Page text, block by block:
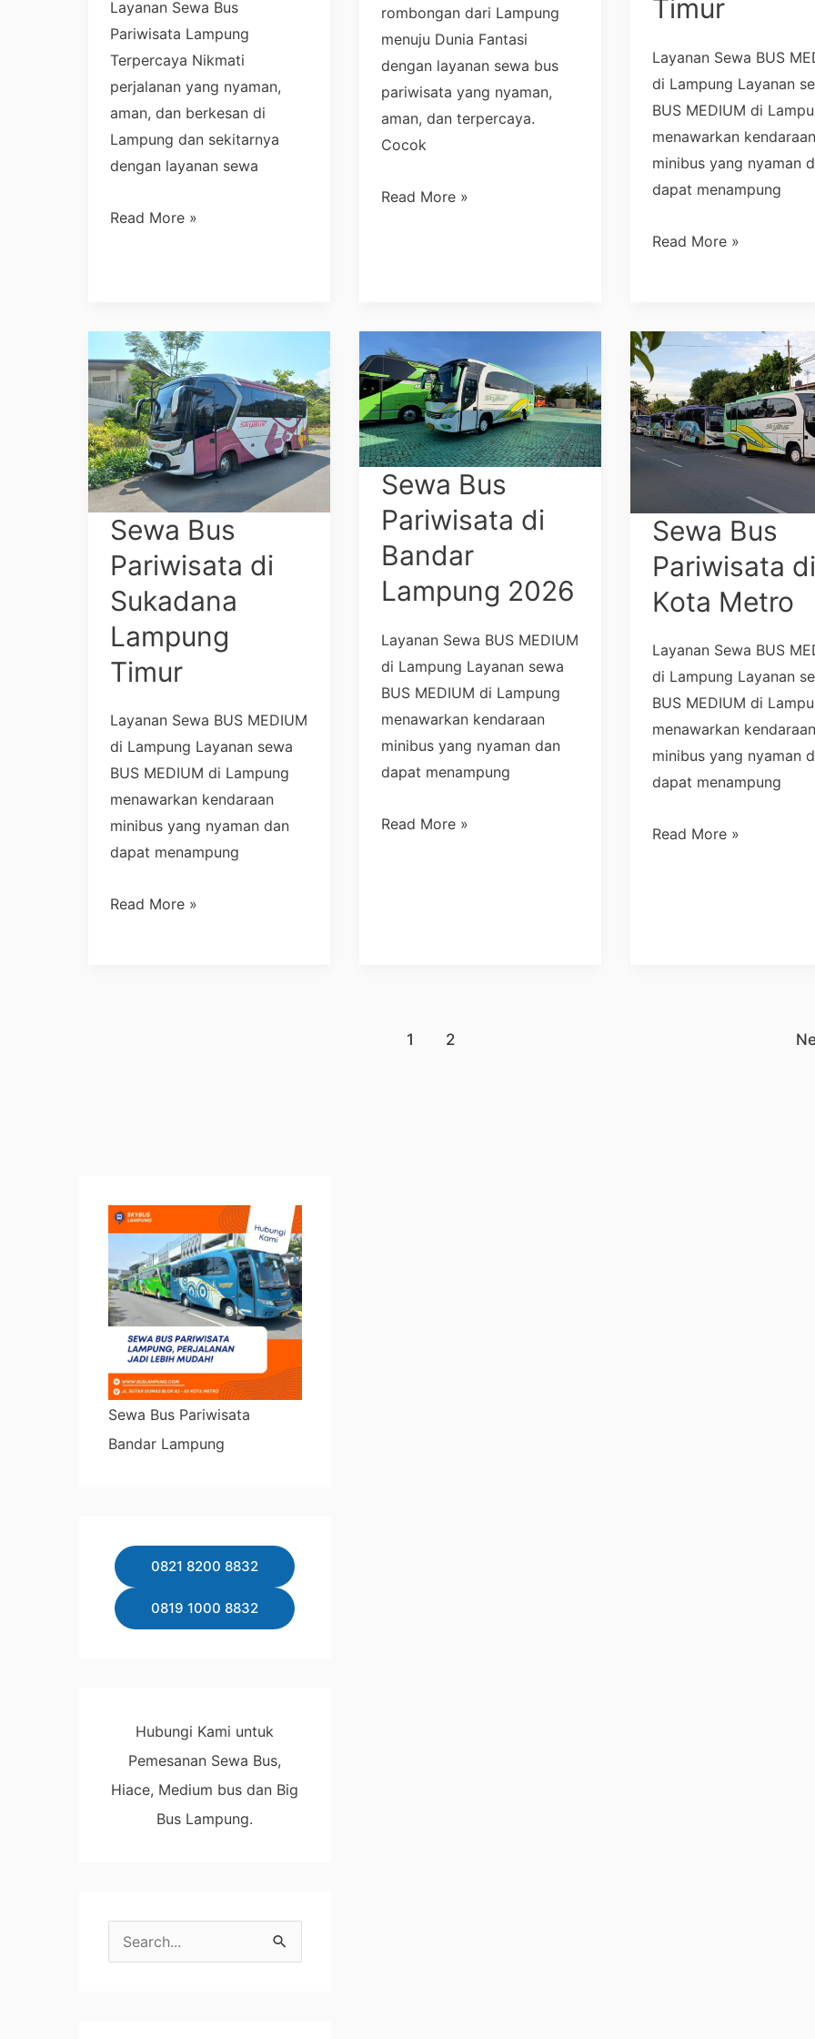
Layanan Sewa Bus
Pariwisata Lampung
Terpercaya Nikmati
perjalanan yang nyaman,
aman, dan berkesan di
Lampung dan sekitarnya
dengan layanan sewa
Read More »
rombongan dari Lampung
menuju Dunia Fantasi
dengan layanan sewa bus
pariwisata yang nyaman,
aman, dan terpercaya.
Cocok
Read More »
Timur
Layanan Sewa BUS
di Lampung Layanan
BUS MEDIUM di
menawarkan
minibus yang nyaman
dapat menampung
Read More »
Sewa Bus
Pariwisata di
Sukadana
Lampung
Timur
Layanan Sewa BUS MEDIUM
di Lampung Layanan sewa
BUS MEDIUM di Lampung
menawarkan kendaraan
minibus yang nyaman dan
dapat menampung
Sewa
Bus
Pariwisata
di
Sukadana
Lampung
Timur
Read More »
Sewa Bus
Pariwisata di
Bandar
Lampung 2026
Layanan Sewa BUS MEDIUM
di Lampung Layanan sewa
BUS MEDIUM di Lampung
menawarkan kendaraan
minibus yang nyaman dan
dapat menampung
Bus
Pariwisata
di
Bandar
Lampung
2026
Read More »
Sewa Bus
Pariwisata
Kota Metro
Layanan Sewa BUS
di Lampung Layanan
BUS MEDIUM di
menawarkan
minibus yang nyaman
dapat menampung
Sewa
Bus
Pariwisata
di
Kota
Read More »
1 2
Sewa Bus Pariwisata
Bandar Lampung
0821 8200 8832
0819 1000 8832
Hubungi Kami untuk
Pemesanan Sewa Bus,
Hiace, Medium bus dan Big
Bus Lampung.